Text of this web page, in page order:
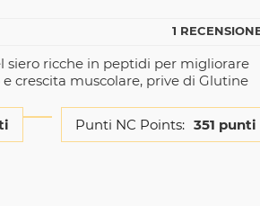
1
siero ricche in peptidi per migliorare
crescita muscolare, prive di Glutine
Punti NC Points: 351 punti